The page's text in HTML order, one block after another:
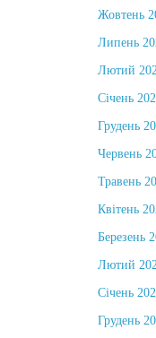
Жовтень
Липень
Лютий
Січень
Грудень
Червень
Травень
Квітень
Березень
Лютий
Січень
Грудень